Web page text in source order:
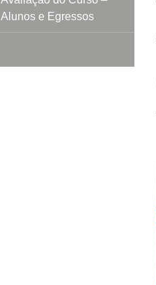
Alunos e Egressos